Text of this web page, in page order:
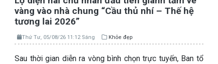
vàng vào nhà chung “Cầu thủ nhí – Thế hệ
tương lai 2026”
Thứ Tư, 05/08/26 11:12 Sáng Khỏe đẹp
Sau thời gian diễn ra vòng bình chọn trực tuyến, Ban tổ